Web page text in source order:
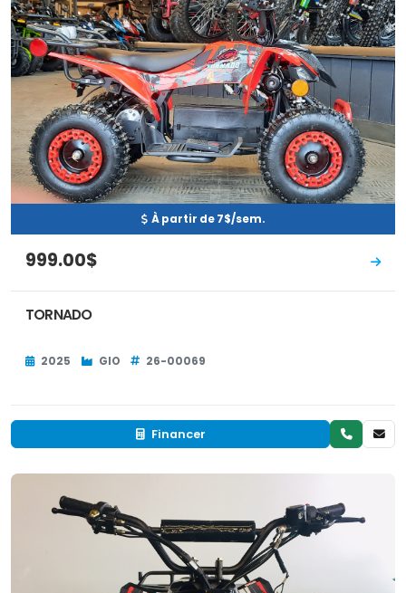
À partir de 7$/sem.
999.00$
TORNADO
2025 GIO 26-00069
Financer
EN INVENTAIRE